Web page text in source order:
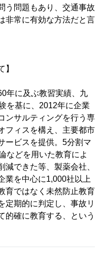
う問題もあり、交通事故
非常に有効な方法だと言
】
年に及ぶ教習実績、九
を基に、2012年に企業
ンサルティングを行う専
フィスを構え、主要都市
ービスを提供。5分割マ
などを用いた教育によ
減できた等、製薬会社、
業を中心に1,000社以上
育ではなく未然防止教育
定期的に判定し、事故リ
的確に教育する、という